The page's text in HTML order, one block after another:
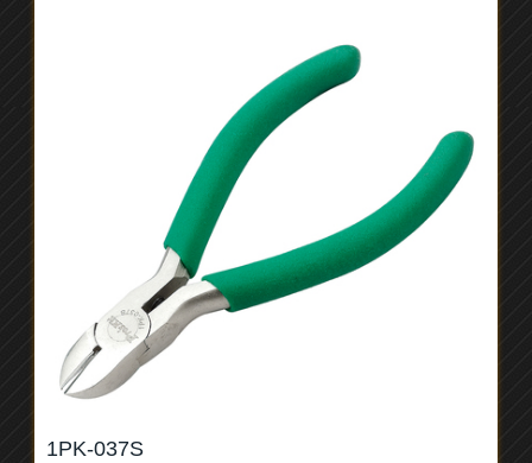
1PK-037S